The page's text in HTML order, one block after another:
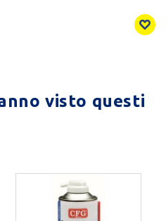
visto questi